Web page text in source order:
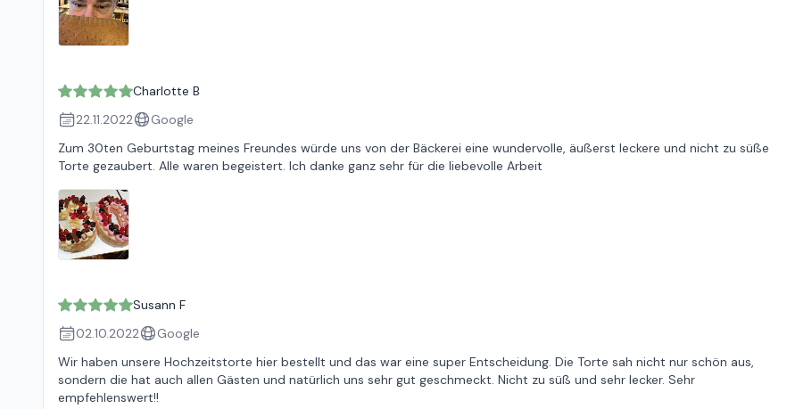
Charlotte B
22.11.2022
Google
Zum 30ten Geburtstag meines Freundes würde uns von der Bäckerei eine wundervolle, äußerst leckere und nicht zu süße
Torte gezaubert. Alle waren begeistert. Ich danke ganz sehr für die liebevolle Arbeit
Susann F
02.10.2022
Google
Wir haben unsere Hochzeitstorte hier bestellt und das war eine super Entscheidung. Die Torte sah nicht nur schön aus,
sondern die hat auch allen Gästen und natürlich uns sehr gut geschmeckt. Nicht zu süß und sehr lecker. Sehr
empfehlenswert!!